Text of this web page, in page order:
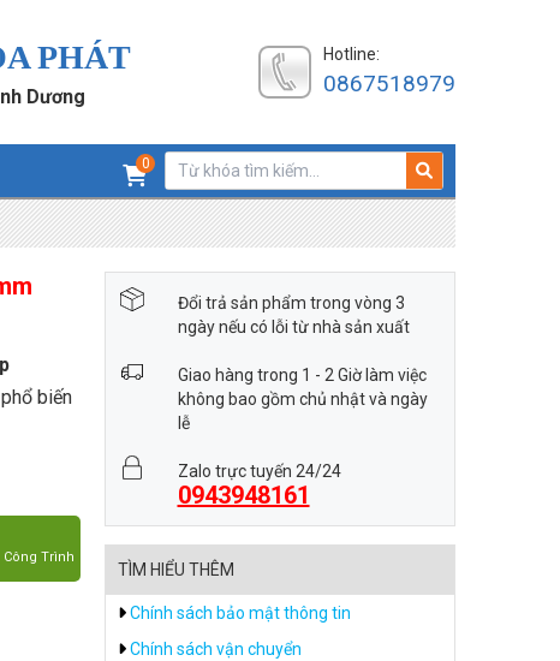
PHÁT
Dương
Hotline:
0867518979
0
biến
Công Trình
Đổi trả sản phẩm trong vòng 3
ngày nếu có lỗi từ nhà sản xuất
Giao hàng trong 1 - 2 Giờ làm việc
không bao gồm chủ nhật và ngày
lễ
Zalo trực tuyến 24/24
0943948161
TÌM HIỂU THÊM
Chính sách bảo mật thông tin
Chính sách vận chuyển